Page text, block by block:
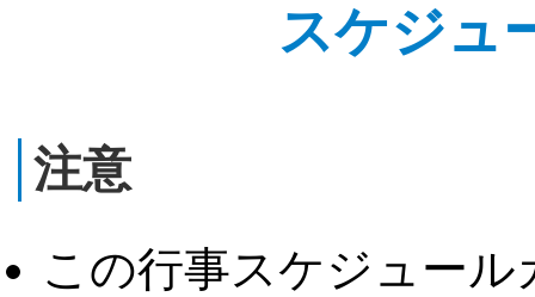
スケジュ
注意
この行事スケジュー